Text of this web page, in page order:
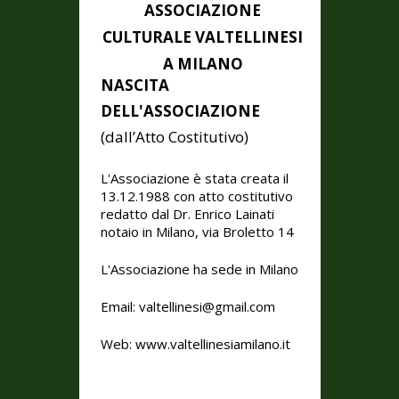
ASSOCIAZIONE
CULTURALE VALTELLINESI
A MILANO
NASCITA
DELL'ASSOCIAZIONE
(dall’Atto Costitutivo)
L'Associazione è stata creata il
13.12.1988 con atto costitutivo
redatto dal Dr. Enrico Lainati
notaio in Milano, via Broletto 14
L'Associazione ha sede in Milano
Email: valtellinesi@gmail.com
Web: www.valtellinesiamilano.it